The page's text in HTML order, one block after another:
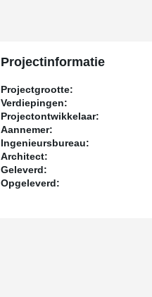
Projectinformatie
Projectgrootte:
Verdiepingen:
Projectontwikkelaar:
Aannemer:
Ingenieursbureau:
Architect:
Geleverd:
Opgeleverd: